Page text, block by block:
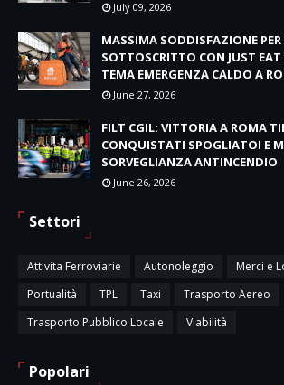
July 09, 2026
MASSIMA SODDISFAZIONE PER
SOTTOSCRITTO CON JUST
TEMA EMERGENZA CALDO A
June 27, 2026
FILT CGIL: VITTORIA A ROMA
CONQUISTATI SPOGLIATOI E
SORVEGLIANZA ANTINCENDIO
June 26, 2026
Settori
Attivita Ferroviarie Autonoleggio
Merci e
Portualità
TPL Taxi
Trasporto Aereo
Trasporto Pubblico Locale
Viabilità
Popolari